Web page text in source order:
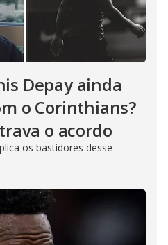
Depay ainda
o Corinthians?
o acordo
os bastidores desse